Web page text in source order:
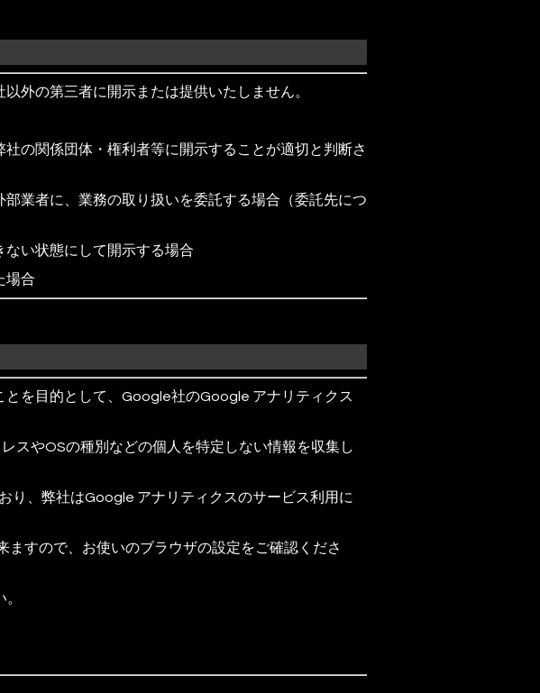
外の第三者に開示または提供いたしません。
の関係団体・権利者等に開示することが適切と判断さ
業者に、業務の取り扱いを委託する場合（委託先につ
ない状態にして開示する場合
場合
を目的として、Google社のGoogle アナリティクス
スやOSの種別などの個人を特定しない情報を収集し
り、弊社はGoogle アナリティクスのサービス利用に
すので、お使いのブラウザの設定をご確認くださ